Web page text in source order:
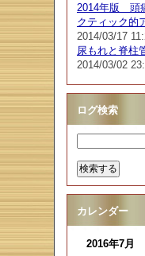
2014年版 頭
クティック的
2014/03/17
尿もれと脊柱
2014/03/02
ログ検索
カレンダー
2016年7月